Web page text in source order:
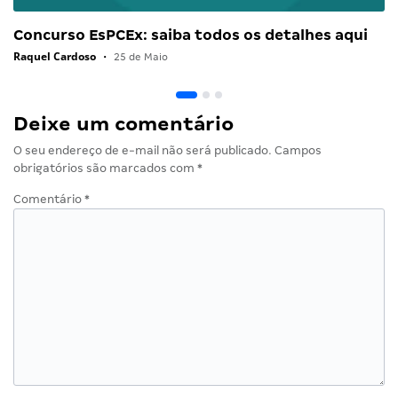
Concurso EsPCEx: saiba todos os detalhes aqui
Raquel Cardoso • 25 de Maio
Deixe um comentário
O seu endereço de e-mail não será publicado. Campos
obrigatórios são marcados com *
Comentário *